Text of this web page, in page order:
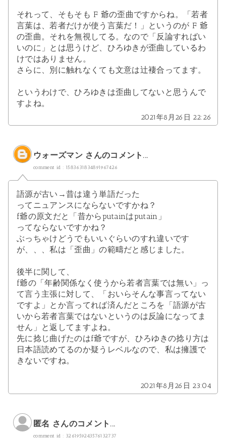
それって、そもそも F 爺の歪曲ですからね。「若者
言葉は、若者だけが使う言葉だ！」というのが F 爺
の歪曲。それを無視してる。なので「反論すればい
いのに」とは思うけど、ひろゆきが歪曲しているわ
けではありません。
さらに、別に触れなくても文意は辻褄合ってます。
というわけで、ひろゆきは歪曲してないと思うんで
すよね。
2021年8月26日 22:26
ウォーズマンさんのコメント...
comment id : 1583631834891967426
語源が古い→昔は違う単語だった
ってニュアンスにならないですかね？
f爺の原文だと「昔からputainはputain」
ってならないですかね？
ぶっちゃけどうでもいいぐらいのすれ違いです
が、、、私は「歪曲」の範疇だと感じました。
後半に関して、
f爺の「年齢関係なく使うから若者言葉では無い」っ
て言う主張に対して、「おいらそんな事言ってない
ですよ」とか言ってれば済んだところを「語源が古
いから若者言葉ではないというのは反論になってま
せん」と返してますよね。
先に捻じ曲げたのはf爺ですが、ひろゆきの捻り方は
日本語読めてるのか疑うレベルなので、私は擁護で
きないですね。
2021年8月26日 23:04
匿名 さんのコメント...
comment id : 3261959243576132737